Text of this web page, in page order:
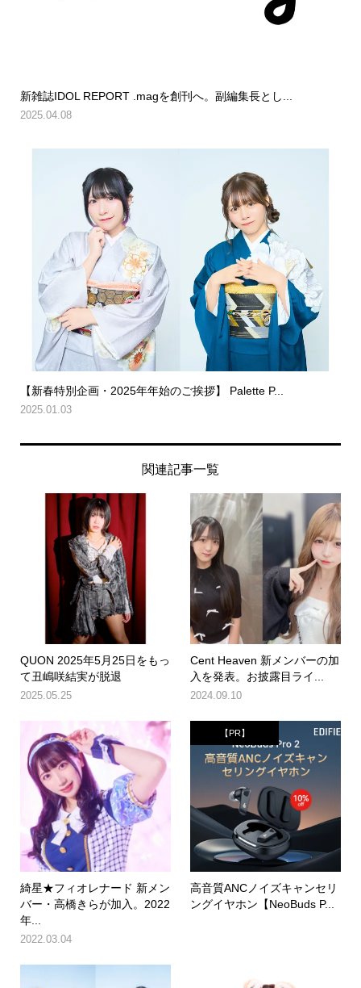
新雑誌IDOL REPORT .magを創刊へ。副編集長とし...
2025.04.08
【新春特別企画・2025年年始のご挨拶】 Palette P...
2025.01.03
関連記事一覧
QUON 2025年5月25日をもっ
て丑嶋咲結実が脱退
2025.05.25
Cent Heaven 新メンバーの加
入を発表。お披露目ライ...
2024.09.10
綺星★フィオレナード 新メン
バー・高橋きらが加入。2022
年...
2022.03.04
【PR】
高音質ANCノイズキャンセリ
ングイヤホン【NeoBuds P...